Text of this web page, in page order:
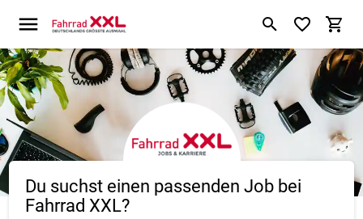
Du suchst einen passenden Job bei
Fahrrad XXL?